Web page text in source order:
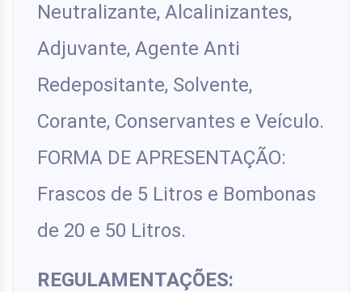
Neutralizante, Alcalinizantes,
Adjuvante, Agente Anti
Redepositante, Solvente,
Corante, Conservantes e Veículo.
FORMA DE APRESENTAÇÃO:
Frascos de 5 Litros e Bombonas
de 20 e 50 Litros.
REGULAMENTAÇÕES: